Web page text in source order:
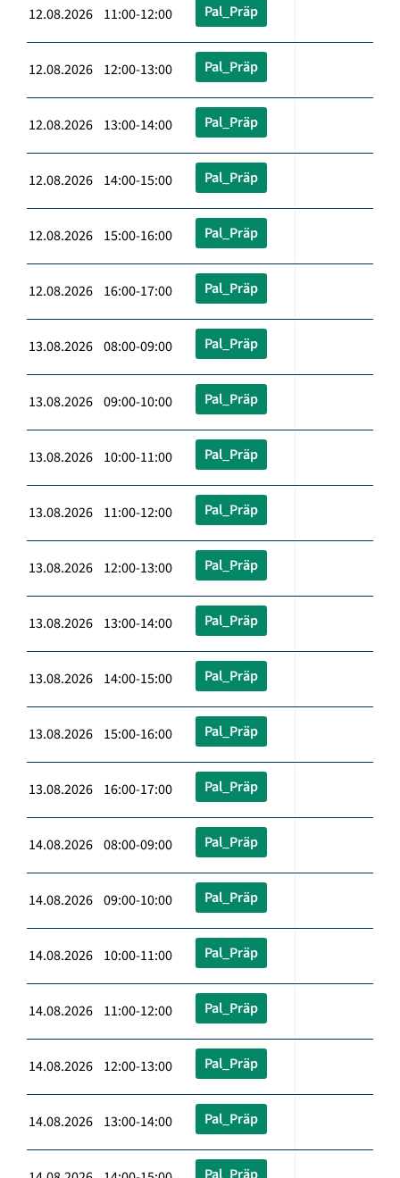
12.08.2026 11:00-12:00 Pal_Präp
12.08.2026 12:00-13:00 Pal_Präp
12.08.2026 13:00-14:00 Pal_Präp
12.08.2026 14:00-15:00 Pal_Präp
12.08.2026 15:00-16:00 Pal_Präp
12.08.2026 16:00-17:00 Pal_Präp
13.08.2026 08:00-09:00 Pal_Präp
13.08.2026 09:00-10:00 Pal_Präp
13.08.2026 10:00-11:00 Pal_Präp
13.08.2026 11:00-12:00 Pal_Präp
13.08.2026 12:00-13:00 Pal_Präp
13.08.2026 13:00-14:00 Pal_Präp
13.08.2026 14:00-15:00 Pal_Präp
13.08.2026 15:00-16:00 Pal_Präp
13.08.2026 16:00-17:00 Pal_Präp
14.08.2026 08:00-09:00 Pal_Präp
14.08.2026 09:00-10:00 Pal_Präp
14.08.2026 10:00-11:00 Pal_Präp
14.08.2026 11:00-12:00 Pal_Präp
14.08.2026 12:00-13:00 Pal_Präp
14.08.2026 13:00-14:00 Pal_Präp